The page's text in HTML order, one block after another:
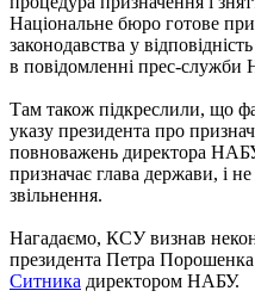
Національне бюро готове
законодавства у
в повідомленні прес-служби
Там також підкреслили, що
указу президента про
повноважень директора
призначає глава держави, і
звільнення.
Нагадаємо, КСУ визнав
президента Петра Порошенка
Ситника директором НАБУ.